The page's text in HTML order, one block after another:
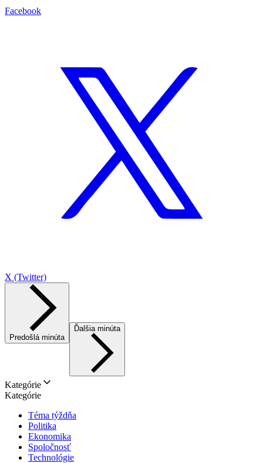
Facebook
X (Twitter)
Predošlá minúta
Ďalšia minúta
Kategórie
Kategórie
Téma týždňa
Politika
Ekonomika
Spoločnosť
Technológie